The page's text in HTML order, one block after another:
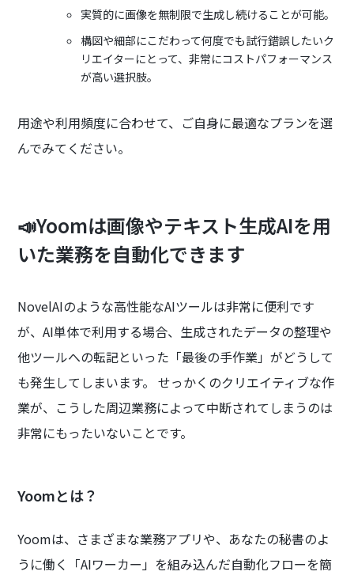
実質的に画像を無制限で生成し続けることが可能。
構図や細部にこだわって何度でも試行錯誤したいク
リエイターにとって、非常にコストパフォーマンス
が高い選択肢。
用途や利用頻度に合わせて、ご自身に最適なプランを選
んでみてください。
📣Yoomは画像やテキスト生成AIを用
いた業務を自動化できます
NovelAIのような高性能なAIツールは非常に便利です
が、AI単体で利用する場合、生成されたデータの整理や
他ツールへの転記といった「最後の手作業」がどうして
も発生してしまいます。 せっかくのクリエイティブな作
業が、こうした周辺業務によって中断されてしまうのは
非常にもったいないことです。
Yoomとは？
Yoomは、さまざまな業務アプリや、あなたの秘書のよ
うに働く「AIワーカー」を組み込んだ自動化フローを簡